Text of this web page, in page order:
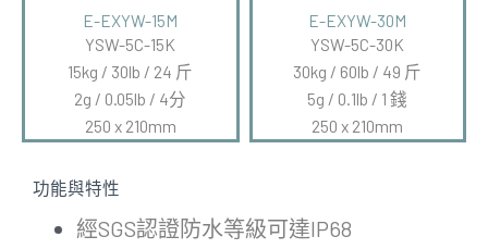
E-EXYW-15M
YSW-5C-15K
15kg / 30lb / 24 斤
2g / 0.05lb / 4分
250 x 210mm
E-EXYW-30M
YSW-5C-30K
30kg / 60lb / 49 斤
5g / 0.1lb / 1 錢
250 x 210mm
功能與特性
經SGS認證防水等級可達IP68